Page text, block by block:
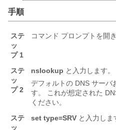
手順
ステ
ッ
プ 1
コマンド プロンプトを開き
ステ
ッ
プ 2
nslookup と入力します。
デフォルトの DNS サーバ
す。 これが想定された
ください。
ステ
ッ
set type=SRV と入力しま